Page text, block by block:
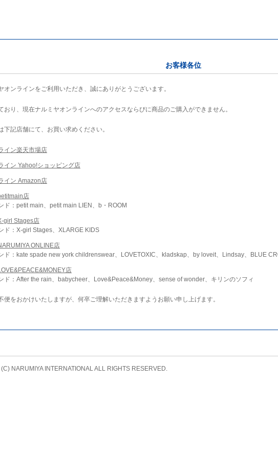
お客様各位
オンラインをご利用いただき、誠にありがとうございます。
おり、現在ナルミヤオンラインへのアクセスならびに商品のご購入ができません。
下記店舗にて、お買い求めください。
イン楽天市場店
イン Yahoo!ショッピング店
イン Amazon店
店
ド：petit main、petit main LIEN、b・ROOM
girl Stages店
ド：X-girl Stages、XLARGE KIDS
ONLINE店
ド：kate spade new york childrenswear、LOVETOXIC、kladskap、by loveit、Lindsay、BLUE
店
ド：After the rain、babycheer、Love&Peace&Money、sense of wonder、キリンのソフィ
便をおかけいたしますが、何卒ご理解いただきますようお願い申し上げます。